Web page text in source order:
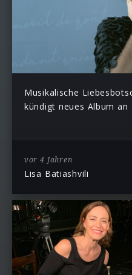
Musikalische
kündigt neues Album an
vor 4 Jahren
Lisa Batiashvili